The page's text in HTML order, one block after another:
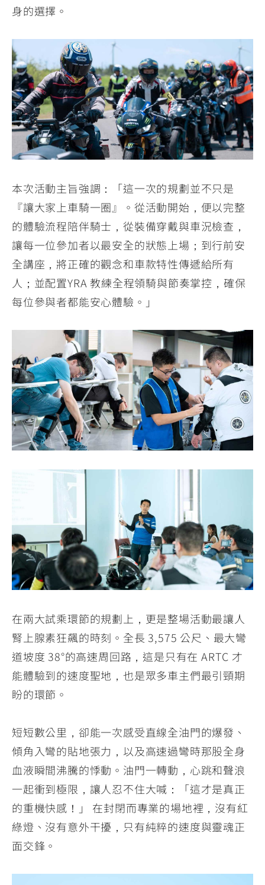
身的選擇。
本次活動主旨強調：「這一次的規劃並不只是
『讓大家上車騎一圈』。從活動開始，便以完整
的體驗流程陪伴騎士，從裝備穿戴與車況檢查，
讓每一位參加者以最安全的狀態上場；到行前安
全講座，將正確的觀念和車款特性傳遞給所有
人；並配置YRA 教練全程領騎與節奏掌控，確保
每位參與者都能安心體驗。」
在兩大試乘環節的規劃上，更是整場活動最讓人
腎上腺素狂飆的時刻。全長 3,575 公尺、最大彎
道坡度 38°的高速周回路，這是只有在 ARTC 才
能體驗到的速度聖地，也是眾多車主們最引頸期
盼的環節。
短短數公里，卻能一次感受直線全油門的爆發、
傾角入彎的貼地張力，以及高速過彎時那股全身
血液瞬間沸騰的悸動。油門一轉動，心跳和聲浪
一起衝到極限，讓人忍不住大喊：「這才是真正
的重機快感！」 在封閉而專業的場地裡，沒有紅
綠燈、沒有意外干擾，只有純粹的速度與靈魂正
面交鋒。